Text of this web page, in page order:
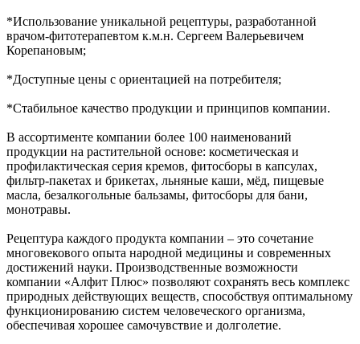
*Использование уникальной рецептуры, разработанной
врачом-фитотерапевтом к.м.н. Сергеем Валерьевичем
Корепановым;
*Доступные цены с ориентацией на потребителя;
*Стабильное качество продукции и принципов компании.
В ассортименте компании более 100 наименований
продукции на растительной основе: косметическая и
профилактическая серия кремов, фитосборы в капсулах,
фильтр-пакетах и брикетах, льняные каши, мёд, пищевые
масла, безалкогольные бальзамы, фитосборы для бани,
монотравы.
Рецептура каждого продукта компании – это сочетание
многовекового опыта народной медицины и современных
достижений науки. Производственные возможности
компании «Алфит Плюс» позволяют сохранять весь комплекс
природных действующих веществ, способствуя оптимальному
функционированию систем человеческого организма,
обеспечивая хорошее самочувствие и долголетие.